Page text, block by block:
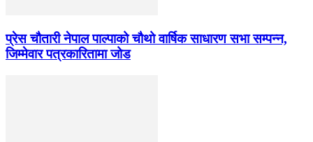
प्रेस चौतारी नेपाल पाल्पाको चौथो वार्षिक साधारण सभा सम्पन्न,
जिम्मेवार पत्रकारितामा जोड